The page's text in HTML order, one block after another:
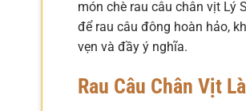
món chè rau câu chân vịt Lý
để rau câu đông hoàn hảo,
vẹn và đầy ý nghĩa.
Rau Câu Chân Vịt